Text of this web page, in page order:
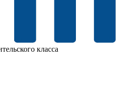
класса